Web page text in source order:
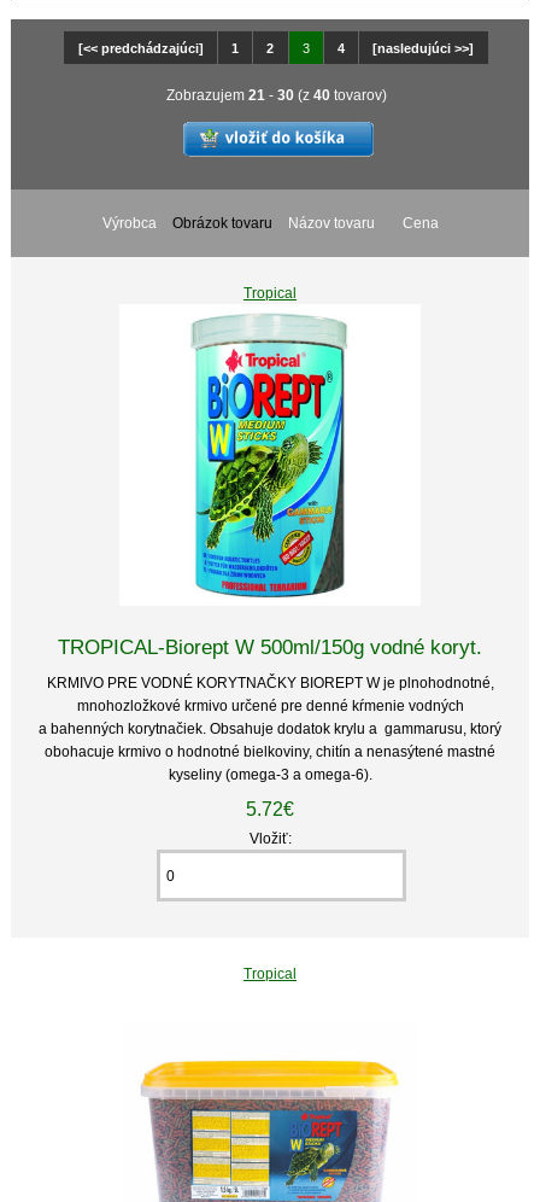
[<< predchádzajúci] 1 2 3 4 [nasledujúci >>]
Zobrazujem 21 - 30(z 40tovarov)
Výrobca Obrázok tovaru Názov tovaru Cena
Tropical
TROPICAL-Biorept W 500ml/150g vodné koryt.
KRMIVO PRE VODNÉ KORYTNAČKY BIOREPT W je plnohodnotné,
mnohozložkové krmivo určené pre denné kŕmenie vodných
a bahenných korytnačiek. Obsahuje dodatok krylu a gammarusu, ktorý
obohacuje krmivo o hodnotné bielkoviny, chitín a nenasýtené mastné
kyseliny (omega-3 a omega-6).
5.72€
Vložiť:
Tropical